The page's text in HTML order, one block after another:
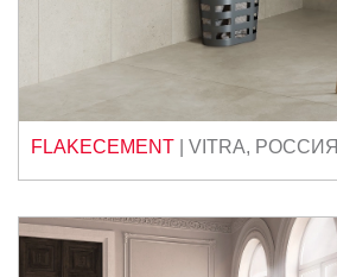
FLAKECEMENT VITRA, РОССИЯ